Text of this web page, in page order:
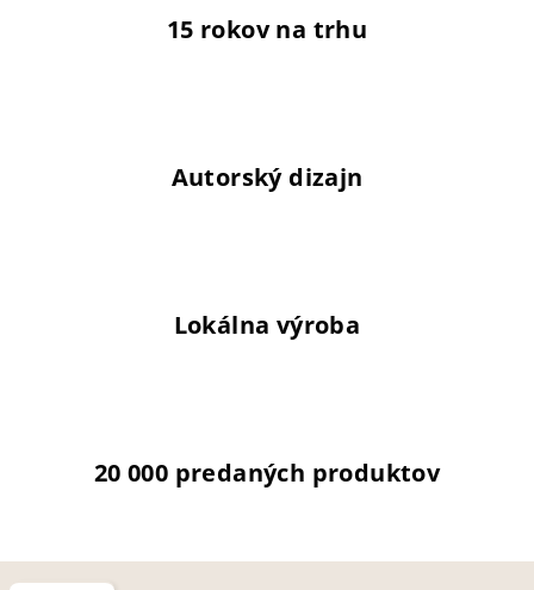
15 rokov na trhu
Autorský dizajn
Lokálna výroba
20 000 predaných produktov